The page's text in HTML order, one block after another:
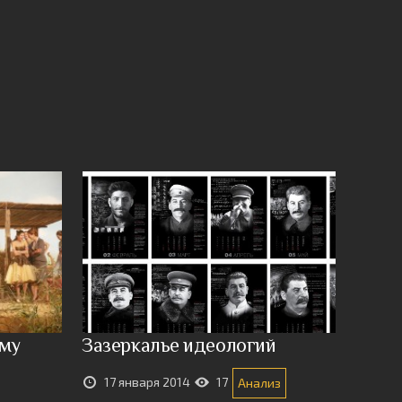
Зазеркалье идеологий
17 января 2014 17 Анализ